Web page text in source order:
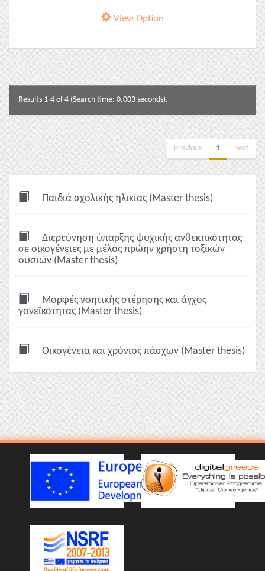
View Option
Results 1-4 of 4 (Search time: 0.003 seconds).
previous 1 next
Παιδιά σχολικής ηλικίας (Master thesis)
Διερεύνηση ύπαρξης ψυχικής ανθεκτικότητας
σε οικογένειες με μέλος πρώην χρήστη τοξικών
ουσιών (Master thesis)
Μορφές νοητικής στέρησης και άγχος
γονεϊκότητας (Master thesis)
Οικογένεια και χρόνιος πάσχων (Master thesis)